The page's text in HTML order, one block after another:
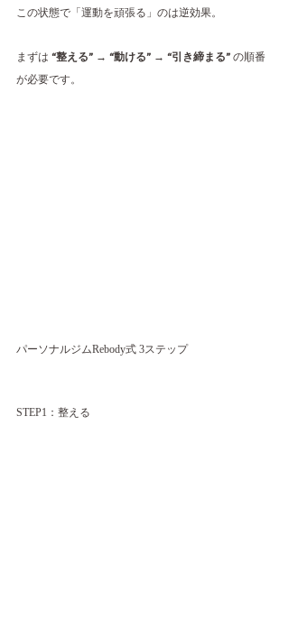
この状態で「運動を頑張る」のは逆効果。
まずは “整える” → “動ける” → “引き締まる” の順番
が必要です。
パーソナルジムRebody式 3ステップ
STEP1：整える